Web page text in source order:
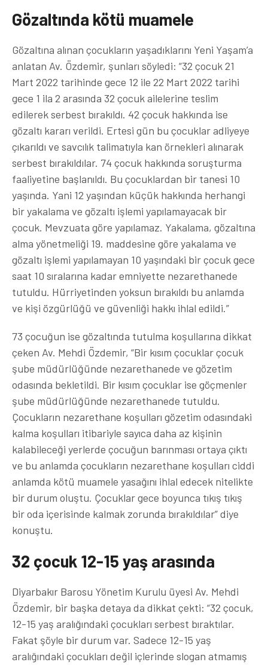
Gözaltında kötü muamele
Gözaltına alınan çocukların yaşadıklarını Yeni Yaşam’a
anlatan Av. Özdemir, şunları söyledi: “32 çocuk 21
Mart 2022 tarihinde gece 12 ile 22 Mart 2022 tarihi
gece 1 ila 2 arasında 32 çocuk ailelerine teslim
edilerek serbest bırakıldı. 42 çocuk hakkında ise
gözaltı kararı verildi. Ertesi gün bu çocuklar adliyeye
çıkarıldı ve savcılık talimatıyla kan örnekleri alınarak
serbest bırakıldılar. 74 çocuk hakkında soruşturma
faaliyetine başlanıldı. Bu çocuklardan bir tanesi 10
yaşında. Yani 12 yaşından küçük hakkında herhangi
bir yakalama ve gözaltı işlemi yapılamayacak bir
çocuk. Mevzuata göre yapılamaz. Yakalama, gözaltına
alma yönetmeliği 19. maddesine göre yakalama ve
gözaltı işlemi yapılamayan 10 yaşındaki bir çocuk gece
saat 10 sıralarına kadar emniyette nezarethanede
tutuldu. Hürriyetinden yoksun bırakıldı bu anlamda
ve kişi özgürlüğü ve güvenliği hakkı ihlal edildi.”
73 çocuğun ise gözaltında tutulma koşullarına dikkat
çeken Av. Mehdi Özdemir, “Bir kısım çocuklar çocuk
şube müdürlüğünde nezarethanede ve gözetim
odasında bekletildi. Bir kısım çocuklar ise göçmenler
şube müdürlüğünde nezarethanede tutuldu.
Çocukların nezarethane koşulları gözetim odasındaki
kalma koşulları itibariyle sayıca daha az kişinin
kalabileceği yerlerde çocuğun barınması ortaya çıktı
ve bu anlamda çocukların nezarethane koşulları ciddi
anlamda kötü muamele yasağını ihlal edecek nitelikte
bir durum oluştu. Çocuklar gece boyunca tıkış tıkış
bir oda içerisinde kalmak zorunda bırakıldılar” diye
konuştu.
32 çocuk 12-15 yaş arasında
Diyarbakır Barosu Yönetim Kurulu üyesi Av. Mehdi
Özdemir, bir başka detaya da dikkat çekti: “32 çocuk,
12-15 yaş aralığındaki çocukları serbest bıraktılar.
Fakat şöyle bir durum var. Sadece 12-15 yaş
aralığındaki çocukları değil içlerinde slogan atmamış